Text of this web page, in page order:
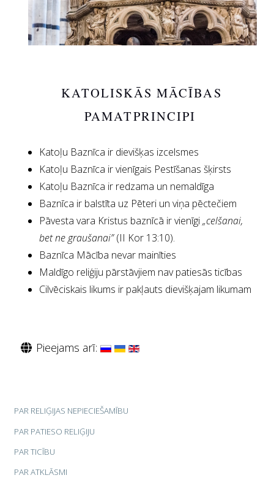
PAR RELIĢIJAS NEPIECIEŠAMĪBU
PAR PATIESO RELIĢIJU
PAR TICĪBU
PAR ATKLĀSMI
KATOLISKĀS MĀCĪBAS
PAMATPRINCIPI
Katoļu Baznīca ir dievišķas izcelsmes
Katoļu Baznīca ir vienīgais Pestīšanas šķirsts
Katoļu Baznīca ir redzama un nemaldīga
Baznīca ir balstīta uz Pēteri un viņa pēctečiem
Pāvesta vara Kristus baznīcā ir vienīgi„celšanai,
bet ne graušanai”(II Kor 13:10).
Baznīca Mācība nevar mainīties
Maldīgo reliģiju pārstāvjiem nav patiesās ticības
Cilvēciskais likums ir pakļauts dievišķajam likumam
Pieejams arī: